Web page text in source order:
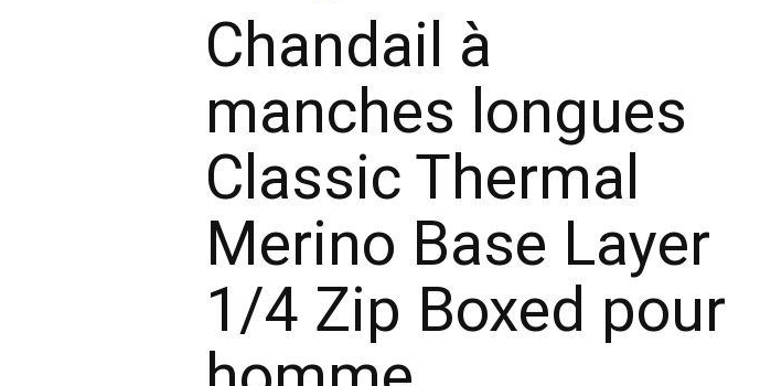
Chandail à
manches longues
Classic Thermal
Merino Base Layer
1/4 Zip Boxed pour